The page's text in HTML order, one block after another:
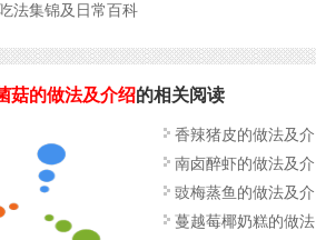
法集锦及日常百科
菇的做法及介绍的相关阅读
香辣猪皮的做法及介
南卤醉虾的做法及介
豉梅蒸鱼的做法及介
蔓越莓椰奶糕的做法